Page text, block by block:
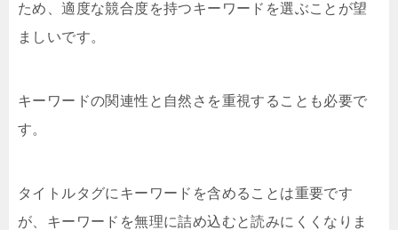
ため、適度な競合度を持つキーワードを選ぶことが望
ましいです。
キーワードの関連性と自然さを重視することも必要で
す。
タイトルタグにキーワードを含めることは重要です
が、キーワードを無理に詰め込むと読みにくくなりま